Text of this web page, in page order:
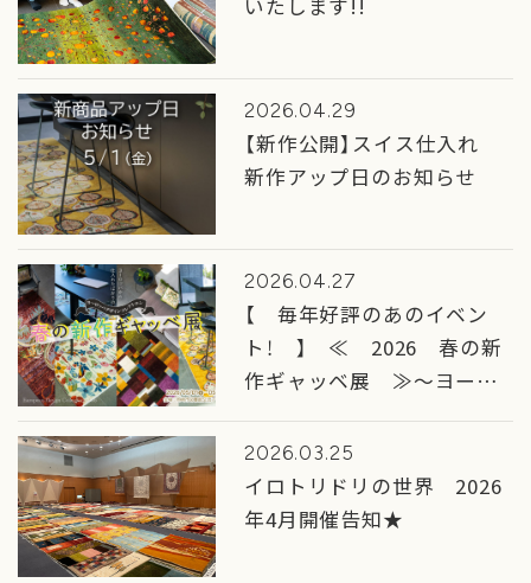
2026.04.29
【新作公開】スイス仕入れ
新作アップ日のお知らせ
2026.04.27
【 毎年好評のあのイベン
ト！ 】 ≪ 2026 春の新
作ギャッベ展 ≫～ヨーロ
ッパデザインコレクション
～ 開催のお知らせ
2026.03.25
イロトリドリの世界 2026
年4月開催告知★